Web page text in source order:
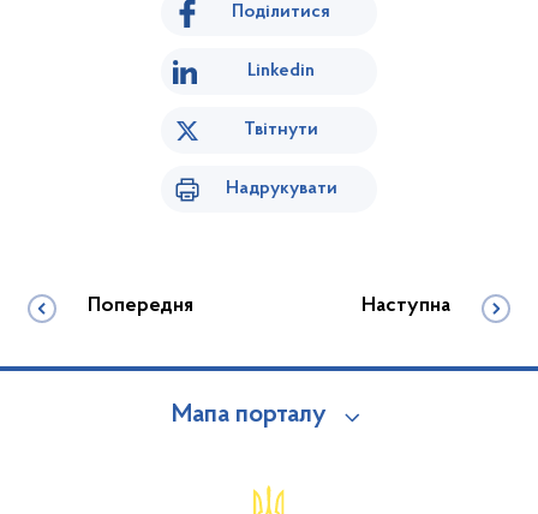
Поділитися
Linkedin
Твітнути
Надрукувати
Попередня Наступна
Мапа порталу